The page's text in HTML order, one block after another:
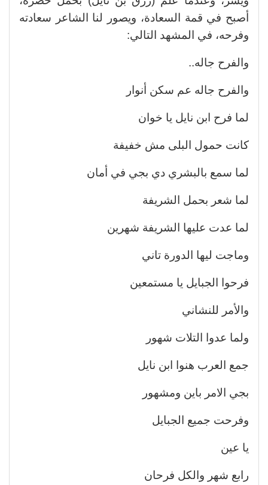
أصبح في قمة السعادة، ويصور لنا الشاعر سعادته
وفرحه، في المشهد التالي:
والفرح جاله..
والفرح جاله عم سكن أنوار
لما فرح ابن نايل يا خوان
كانت حمول البلى مش خفيفة
لما سمع بالبشري دي بجي في أمان
لما شعر بحمل الشريفة
لما عدت عليها الشريفة شهرين
وماجت ليها الدورة تاني
فرحوا الجبايل يا مستمعين
والأمر للنشاني
ولما عدوا التلات شهور
جمع العرب هنوا ابن نايل
بجي الامر باين ومشهور
وفرحت جميع الجبايل
يا عين
رابع شهر والكل فرحان